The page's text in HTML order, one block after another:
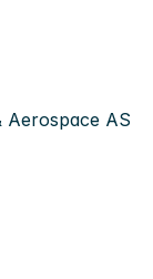
Aerospace AS